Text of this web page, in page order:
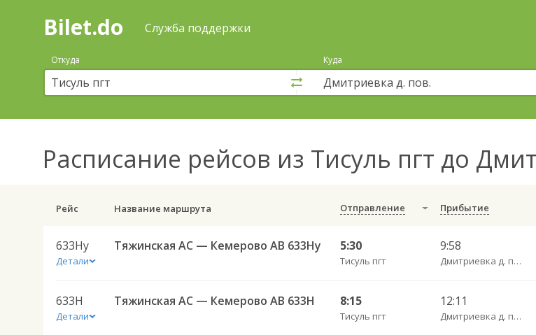
Поиск
покупка
билетов
автобус
онлайн
Bilet.do Служба поддержки
Откуда Куда
Расписание рейсов из Тисуль пгт до
Рейс Название маршрута Отправление Прибытие
633Ну
Детали
Тяжинская АС — Кемерово АВ 633Ну 5:30
Тисуль пгт
9:58
Дмитриевка д. пов.
633Н
Детали
Тяжинская АС — Кемерово АВ 633Н 8:15
Тисуль пгт
12:11
Дмитриевка д. пов.